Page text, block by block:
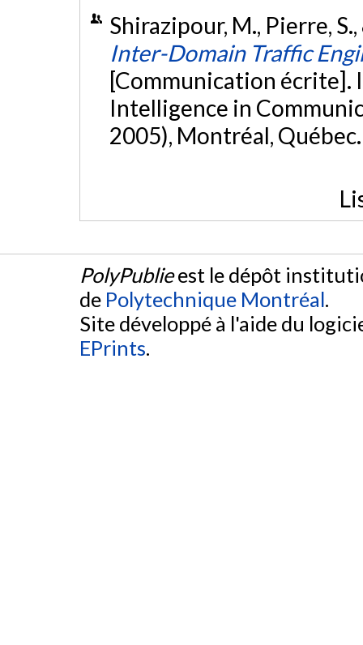
Shirazipour, M., Pierre,
Inter-Domain Traffic
[Communication écrite].
Intelligence in
2005), Montréal,
PolyPublieest le dépôt
de Polytechnique Montréal.
Site développé à l'aide du
EPrints.